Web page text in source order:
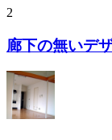
2
廊下の無いデ